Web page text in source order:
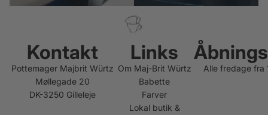
Kontakt
Pottemager Majbrit Würtz
Møllegade 20
DK-3250 Gilleleje
Links
Om Maj-Brit Würtz
Babette
Farver
Lokal butik &
Alle fredage fra